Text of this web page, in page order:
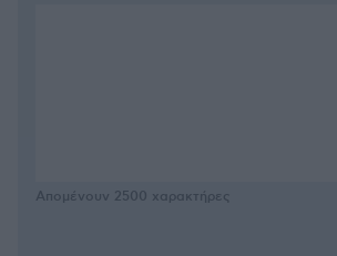
Απομένουν 2500 χαρακτήρες